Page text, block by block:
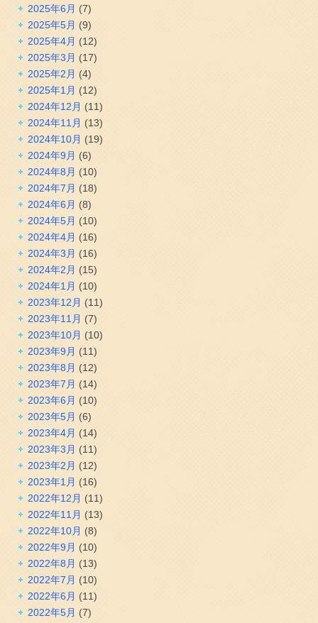
2025年6月 (7)
2025年5月 (9)
2025年4月 (12)
2025年3月 (17)
2025年2月 (4)
2025年1月 (12)
2024年12月 (11)
2024年11月 (13)
2024年10月 (19)
2024年9月 (6)
2024年8月 (10)
2024年7月 (18)
2024年6月 (8)
2024年5月 (10)
2024年4月 (16)
2024年3月 (16)
2024年2月 (15)
2024年1月 (10)
2023年12月 (11)
2023年11月 (7)
2023年10月 (10)
2023年9月 (11)
2023年8月 (12)
2023年7月 (14)
2023年6月 (10)
2023年5月 (6)
2023年4月 (14)
2023年3月 (11)
2023年2月 (12)
2023年1月 (16)
2022年12月 (11)
2022年11月 (13)
2022年10月 (8)
2022年9月 (10)
2022年8月 (13)
2022年7月 (10)
2022年6月 (11)
2022年5月 (7)